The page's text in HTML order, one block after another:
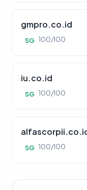
gmpro.co.id
SG 100/100
iu.co.id
SG 100/100
SG 100/100